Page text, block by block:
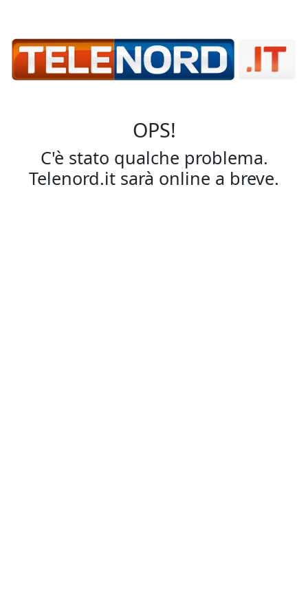
OPS!
C'è stato qualche problema.
Telenord.it sarà online a breve.